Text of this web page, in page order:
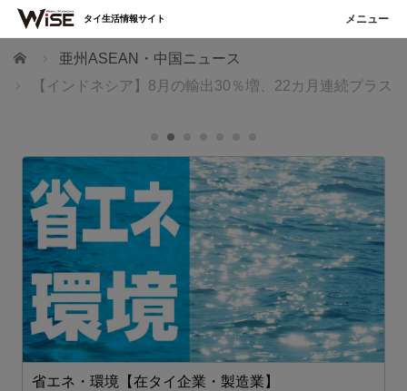
ホーム
亜州ASEAN・中国ニュース
【インドネシア】8月の輸出30％増、22カ月連続プラス
省エネ・環境【在タイ企業・製造業】
タイ生活情報サイト